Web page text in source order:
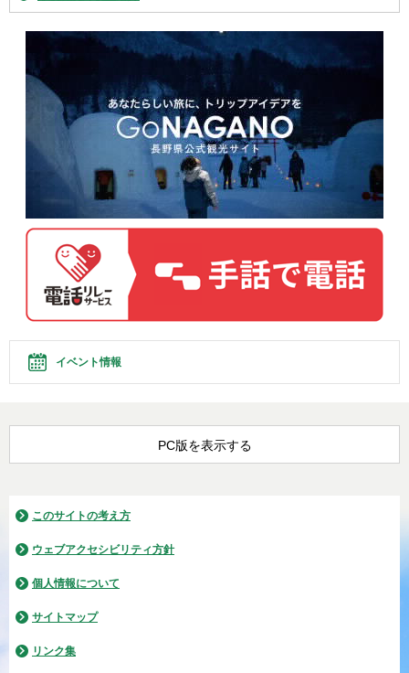
イベント情報
PC版を表示する
このサイトの考え方
ウェブアクセシビリティ方針
個人情報について
サイトマップ
リンク集